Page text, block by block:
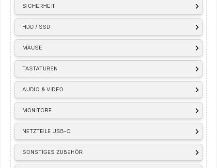
SICHERHEIT
HDD / SSD
MÄUSE
TASTATUREN
AUDIO & VIDEO
MONITORE
NETZTEILE USB-C
SONSTIGES ZUBEHÖR